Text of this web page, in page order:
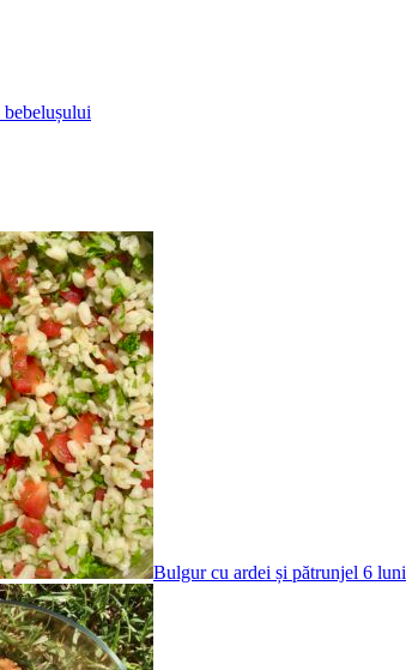
Bulgur cu ardei și pătrunjel 6 luni